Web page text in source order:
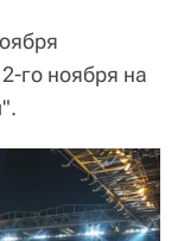
го ноября на